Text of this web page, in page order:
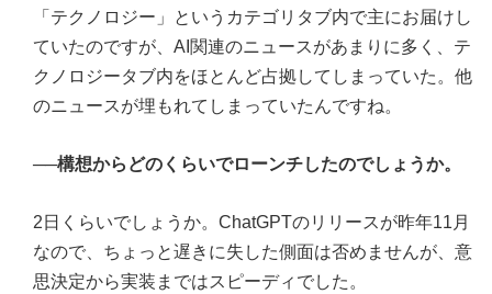
「テクノロジー」というカテゴリタブ内で主にお届けし
ていたのですが、AI関連のニュースがあまりに多く、テ
クノロジータブ内をほとんど占拠してしまっていた。他
のニュースが埋もれてしまっていたんですね。
──構想からどのくらいでローンチしたのでしょうか。
2日くらいでしょうか。ChatGPTのリリースが昨年11月
なので、ちょっと遅きに失した側面は否めませんが、意
思決定から実装まではスピーディでした。